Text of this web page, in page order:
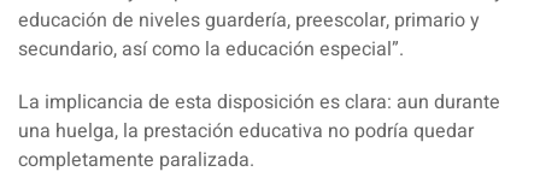
educación de niveles guardería, preescolar, primario y
secundario, así como la educación especial”.
La implicancia de esta disposición es clara: aun durante
una huelga, la prestación educativa no podría quedar
completamente paralizada.